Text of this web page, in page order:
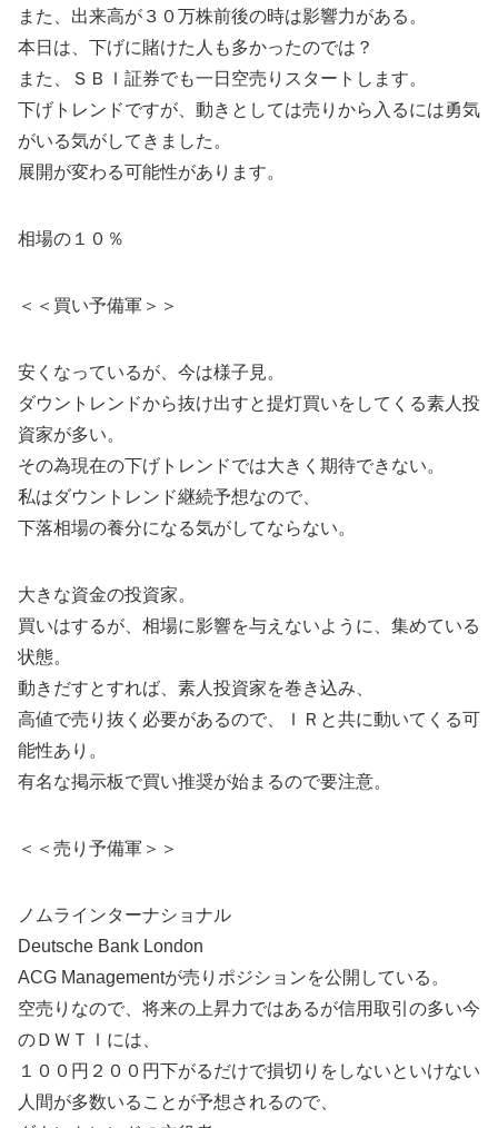
また、出来高が３０万株前後の時は影響力がある。
本日は、下げに賭けた人も多かったのでは？
また、ＳＢＩ証券でも一日空売りスタートします。
下げトレンドですが、動きとしては売りから入るには勇気
がいる気がしてきました。
展開が変わる可能性があります。
相場の１０％
＜＜買い予備軍＞＞
安くなっているが、今は様子見。
ダウントレンドから抜け出すと提灯買いをしてくる素人投
資家が多い。
その為現在の下げトレンドでは大きく期待できない。
私はダウントレンド継続予想なので、
下落相場の養分になる気がしてならない。
大きな資金の投資家。
買いはするが、相場に影響を与えないように、集めている
状態。
動きだすとすれば、素人投資家を巻き込み、
高値で売り抜く必要があるので、ＩＲと共に動いてくる可
能性あり。
有名な掲示板で買い推奨が始まるので要注意。
＜＜売り予備軍＞＞
ノムラインターナショナル
Deutsche Bank London
ACG Managementが売りポジションを公開している。
空売りなので、将来の上昇力ではあるが信用取引の多い今
のＤＷＴＩには、
１００円２００円下がるだけで損切りをしないといけない
人間が多数いることが予想されるので、